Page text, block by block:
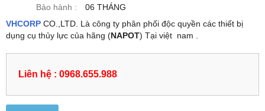
Bảo hành :
06 THÁNG
VHCORP CO.,LTD. Là công ty phân phối độc quyền các thiết bị
dụng cụ thủy lực của hãng (NAPOT) Tại việt nam .
Liên hệ : 0968.655.988